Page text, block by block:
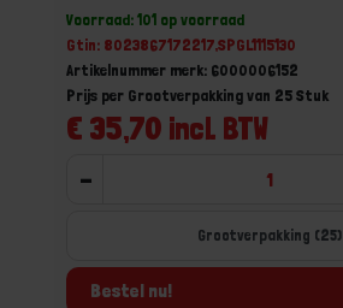
Voorraad: 101 op voorraad
Gtin: 8023867172217,SPGL1115130
Artikelnummer merk: 6000006152
€ 35,70 incl. BTW
Prijs per Grootverpakking van 25 Stuk
-
Grootverpakking (25)
Bestel nu!